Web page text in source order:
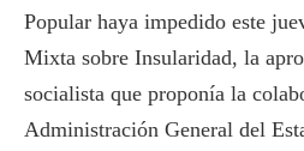
Popular haya impedido este
Mixta sobre Insularidad, la
socialista que proponía la
Administración General del